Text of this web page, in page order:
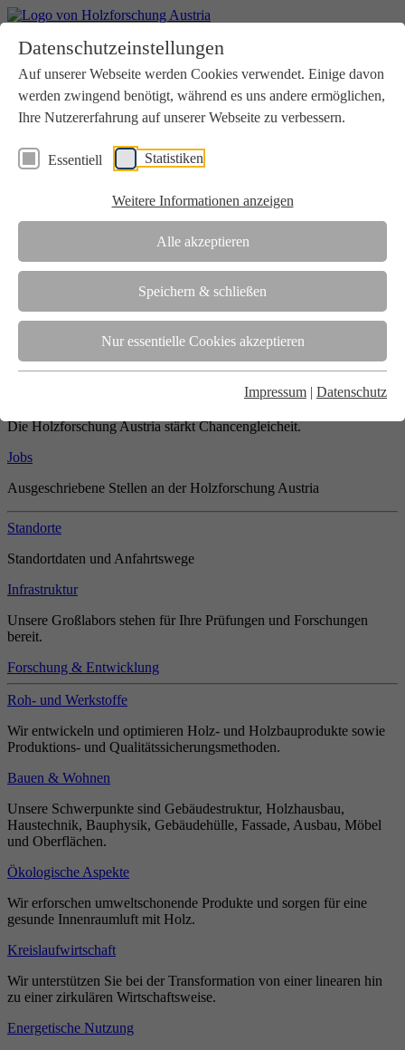
Datenschutzeinstellungen
Auf unserer Webseite werden Cookies verwendet. Einige davon
werden zwingend benötigt, während es uns andere ermöglichen,
Ihre Nutzererfahrung auf unserer Webseite zu verbessern.
Essentiell Statistiken
Weitere Informationen anzeigen
Alle akzeptieren
Speichern & schließen
Nur essentielle Cookies akzeptieren
Impressum | Datenschutz
Aktuelles
Downloads
Kontakt
Login
Verein
Wir unterstützen die Interessen der Holzbranche in enger
Zusammenarbeit mit Wissenschaft und Wirtschaft.
Die Holzforschung Austria ist akkreditierte Prüf-, Inspektions- und
Team
Unsere gesamte Kompetenz ist in unseren Mitarbeiter:innen
gebündelt
Die Holzforschung Austria stärkt Chancengleicheit.
Jobs
Ausgeschriebene Stellen an der Holzforschung Austria
Standorte
Standortdaten und Anfahrtswege
Infrastruktur
Unsere Großlabors stehen für Ihre Prüfungen und Forschungen
bereit.
Forschung & Entwicklung
Roh- und Werkstoffe
Wir entwickeln und optimieren Holz- und Holzbauprodukte sowie
Produktions- und Qualitätssicherungsmethoden.
Bauen & Wohnen
Unsere Schwerpunkte sind Gebäudestruktur, Holzhausbau,
Haustechnik, Bauphysik, Gebäudehülle, Fassade, Ausbau, Möbel
und Oberflächen.
Ökologische Aspekte
Wir erforschen umweltschonende Produkte und sorgen für eine
gesunde Innenraumluft mit Holz.
Kreislaufwirtschaft
Wir unterstützen Sie bei der Transformation von einer linearen hin
zu einer zirkulären Wirtschaftsweise.
Energetische Nutzung